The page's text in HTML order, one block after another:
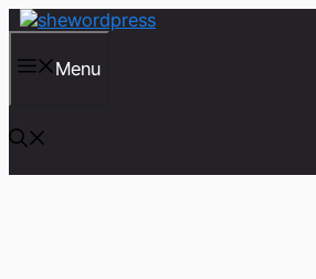
컨
츠
건
너
뛰
기
Menu